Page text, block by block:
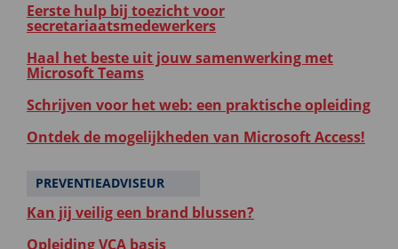
Eerste hulp bij toezicht voor
secretariaatsmedewerkers
Haal het beste uit jouw samenwerking met
Microsoft Teams
Schrijven voor het web: een praktische opleiding
Ontdek de mogelijkheden van Microsoft Access!
PREVENTIEADVISEUR
Kan jij veilig een brand blussen?
Opleiding VCA basis